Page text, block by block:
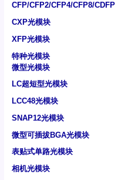
CFP/CFP2/CFP4/CFP8/CDFP
CXP光模块
XFP光模块
特种光模块
微型光模块
LC超短型光模块
LCC48光模块
SNAP12光模块
微型可插拔BGA光模块
表贴式单路光模块
相机光模块